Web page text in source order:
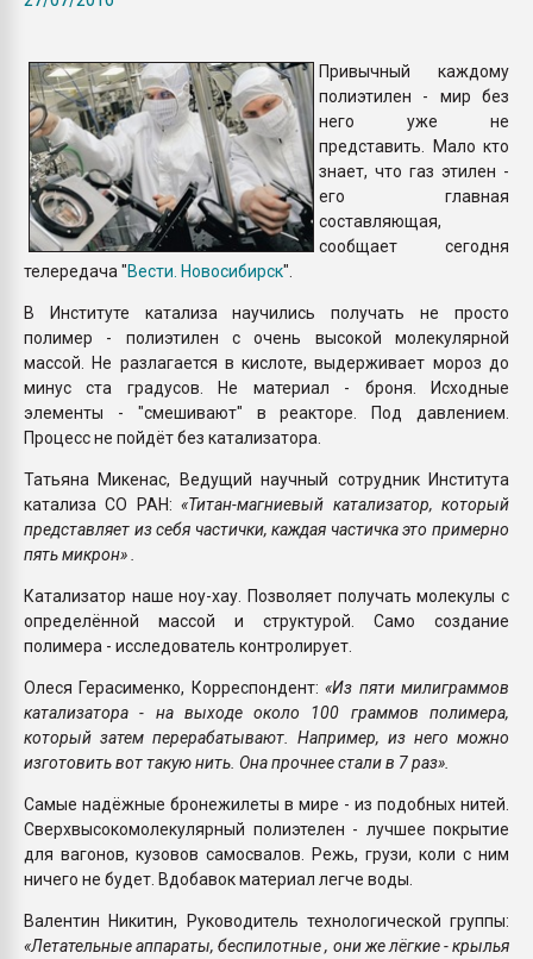
ПЕРЕЙТИ НА
Привычный каждому
полиэтилен - мир без
него уже не
представить. Мало кто
знает, что газ этилен -
его главная
составляющая,
сообщает сегодня
телередача "Вести. Новосибирск".
В Институте катализа научились получать не просто
полимер - полиэтилен с очень высокой молекулярной
массой. Не разлагается в кислоте, выдерживает мороз до
минус ста градусов. Не материал - броня. Исходные
элементы - "смешивают" в реакторе. Под давлением.
Процесс не пойдёт без катализатора.
Татьяна Микенас, Ведущий научный сотрудник Института
катализа СО РАН:«Титан-магниевый катализатор, который
представляет из себя частички, каждая частичка это примерно
пять микрон» .
Катализатор наше ноу-хау. Позволяет получать молекулы с
определённой массой и структурой. Само создание
полимера - исследователь контролирует.
Олеся Герасименко, Корреспондент: «Из пяти милиграммов
катализатора - на выходе около 100 граммов полимера,
который затем перерабатывают. Например, из него можно
изготовить вот такую нить. Она прочнее стали в 7 раз».
Самые надёжные бронежилеты в мире - из подобных нитей.
Сверхвысокомолекулярный полиэтелен - лучшее покрытие
для вагонов, кузовов самосвалов. Режь, грузи, коли с ним
ничего не будет. Вдобавок материал легче воды.
Валентин Никитин, Руководитель технологической группы:
«Летательные аппараты, беспилотные , они же лёгкие - крылья